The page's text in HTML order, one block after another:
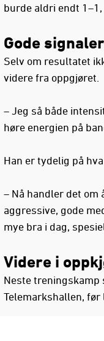
burde aldri endt
Gode
Selv om resultatet
videre fra oppgjøret.
– Jeg så både
høre energien på
Han er tydelig på
– Nå handler det
aggressive, gode
mye bra i dag,
Videre i
Neste treningskamp
Telemarkshallen,